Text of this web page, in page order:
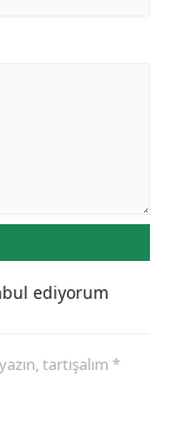
ediyorum
tartışalım *